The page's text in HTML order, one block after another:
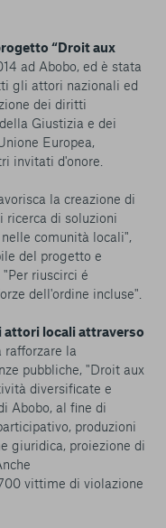
“Droit aux
ad Abobo, ed è stata
gli attori nazionali ed
dei diritti
Giustizia e dei
Europea,
invitati d'onore.
la creazione di
ricerca di soluzioni
comunità locali",
del progetto e
"Per riuscirci é
dell'ordine incluse".
attori locali attraverso
rafforzare la
pubbliche, "Droit aux
diversificate e
Abobo, al fine di
produzioni
giuridica, proiezione di
vittime di violazione